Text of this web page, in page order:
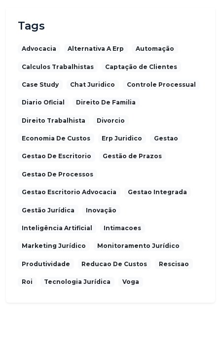
Tags
Advocacia Alternativa A Erp Automação
Calculos Trabalhistas Captação de Clientes
Case Study Chat Juridico Controle Processual
Diario Oficial Direito De Familia
Direito Trabalhista Divorcio
Economia De Custos Erp Juridico Gestao
Gestao De Escritorio Gestão de Prazos
Gestao De Processos
Gestao Escritorio Advocacia Gestao Integrada
Gestão Jurídica Inovação
Inteligência Artificial Intimacoes
Marketing Jurídico Monitoramento Jurídico
Produtividade Reducao De Custos Rescisao
Roi Tecnologia Jurídica Voga